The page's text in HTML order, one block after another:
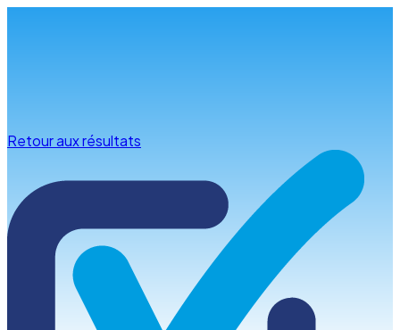
Retour aux résultats